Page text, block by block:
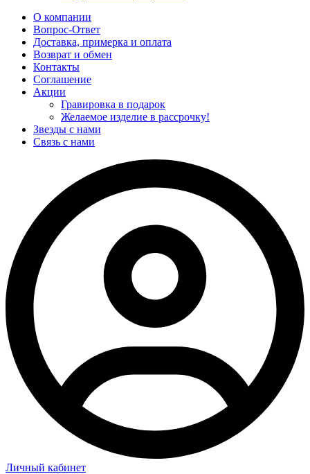
О компании
Вопрос-Ответ
Доставка, примерка и оплата
Возврат и обмен
Контакты
Соглашение
Акции
Гравировка в подарок
Желаемое изделие в рассрочку!
Звезды с нами
Связь с нами
Личный кабинет